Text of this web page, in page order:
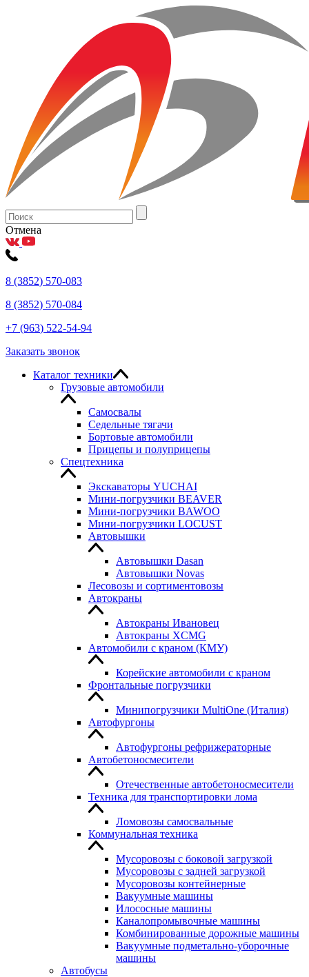
Отмена
8 (3852) 570-083
8 (3852) 570-084
+7 (963) 522-54-94
Заказать звонок
Каталог техники
Грузовые автомобили
Самосвалы
Седельные тягачи
Бортовые автомобили
Прицепы и полуприцепы
Спецтехника
Экскаваторы YUCHAI
Мини-погрузчики BEAVER
Мини-погрузчики BAWOO
Мини-погрузчики LOCUST
Автовышки
Автовышки Dasan
Автовышки Novas
Лесовозы и сортиментовозы
Автокраны
Автокраны Ивановец
Автокраны XCMG
Автомобили с краном (КМУ)
Корейские автомобили с краном
Фронтальные погрузчики
Минипогрузчики MultiOne (Италия)
Автофургоны
Автофургоны рефрижераторные
Автобетоносмесители
Отечественные автобетоносмесители
Техника для транспортировки лома
Ломовозы самосвальные
Коммунальная техника
Мусоровозы с боковой загрузкой
Мусоровозы с задней загрузкой
Мусоровозы контейнерные
Вакуумные машины
Илососные машины
Каналопромывочные машины
Комбинированные дорожные машины
Вакуумные подметально-уборочные
машины
Автобусы